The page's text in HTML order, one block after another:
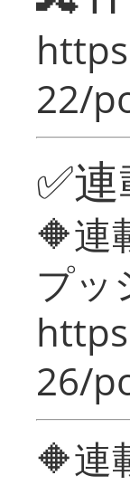
22/
✅
🔶
プッ
26/
🔶連